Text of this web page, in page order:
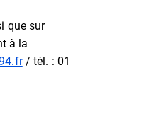
que sur
à la
/ tél. : 01